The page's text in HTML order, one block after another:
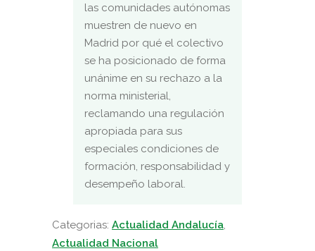
las comunidades autónomas
muestren de nuevo en
Madrid por qué el colectivo
se ha posicionado de forma
unánime en su rechazo a la
norma ministerial,
reclamando una regulación
apropiada para sus
especiales condiciones de
formación, responsabilidad y
desempeño laboral.
Categorias: Actualidad Andalucía,
Actualidad Nacional